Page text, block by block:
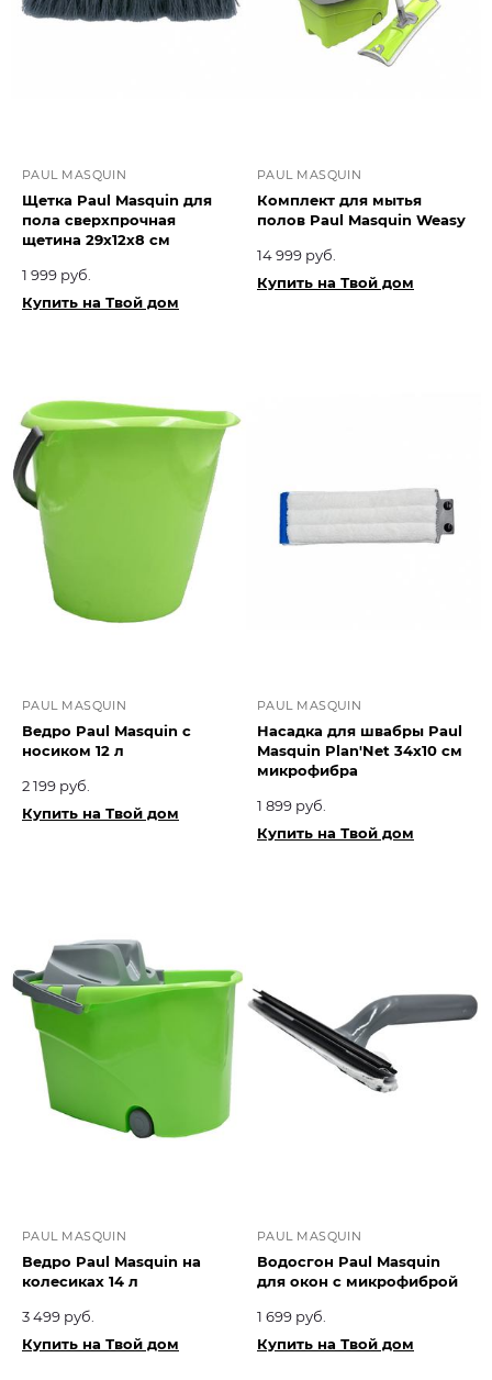
PAUL MASQUIN
Щетка Paul Masquin для
пола сверхпрочная
щетина 29х12х8 см
1 999 руб.
Купить на Твой дом
PAUL MASQUIN
Комплект для мытья
полов Paul Masquin Weasy
14 999 руб.
Купить на Твой дом
PAUL MASQUIN
Ведро Paul Masquin с
носиком 12 л
2 199 руб.
Купить на Твой дом
PAUL MASQUIN
Насадка для швабры Paul
Masquin Plan'Net 34х10 см
микрофибра
1 899 руб.
Купить на Твой дом
PAUL MASQUIN
Ведро Paul Masquin на
колесиках 14 л
3 499 руб.
Купить на Твой дом
PAUL MASQUIN
Водосгон Paul Masquin
для окон с микрофиброй
1 699 руб.
Купить на Твой дом